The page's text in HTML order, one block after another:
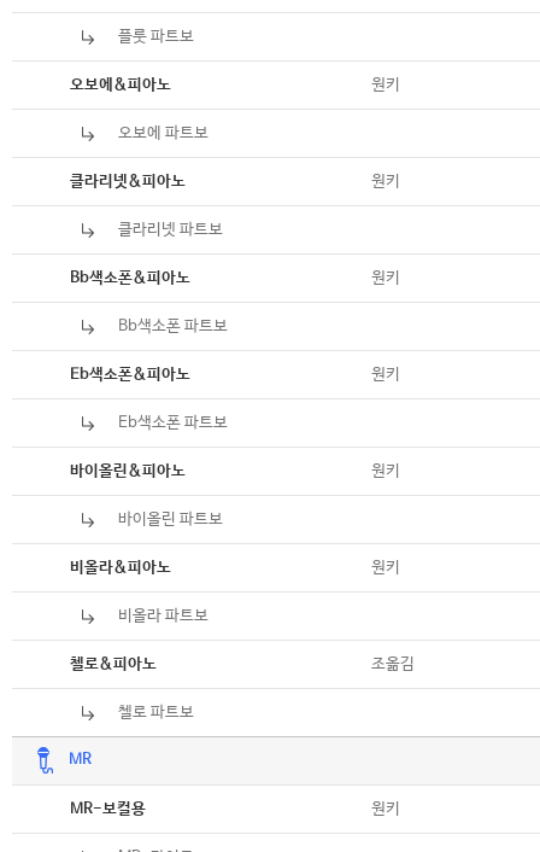
플룻 파트보
오보에&피아노 원키
오보에 파트보
클라리넷&피아노 원키
클라리넷 파트보
Bb색소폰&피아노 원키
Bb색소폰 파트보
Eb색소폰&피아노 원키
Eb색소폰 파트보
바이올린&피아노 원키
바이올린 파트보
비올라&피아노 원키
비올라 파트보
첼로&피아노 조옮김
첼로 파트보
MR
MR-보컬용 원키